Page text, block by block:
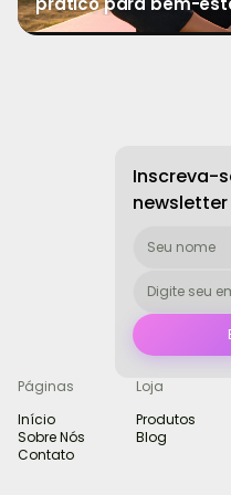
Ver mais→
Inscreva-
newsletter
Páginas
Início
Sobre Nós
Contato
Loja
Produtos
Blog